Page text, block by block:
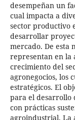
desempeñan un
cual impacta a
sector productivo
desarrollar
mercado. De esta
representan en la
crecimiento del
agronegocios, los
estratégicos. El
para el desarrollo
con prácticas
agroindustrial. La